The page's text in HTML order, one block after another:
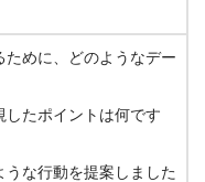
ために、どのようなデー
したポイントは何です
うな行動を提案しました